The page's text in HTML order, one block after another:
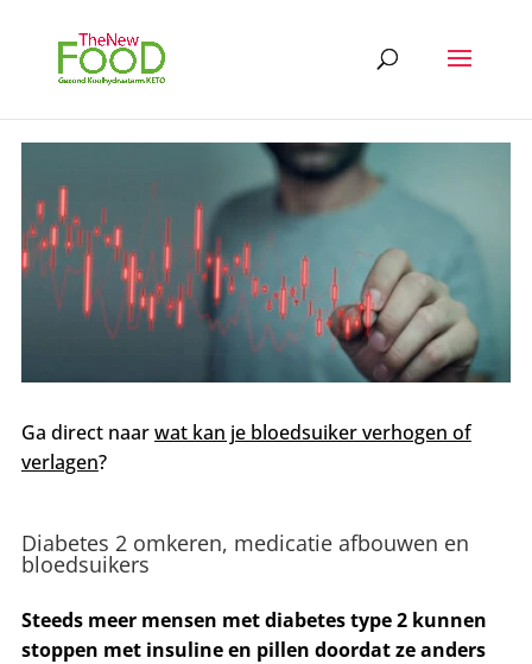
Ga direct naarwat kan je bloedsuiker verhogen of
verlagen?
Diabetes 2 omkeren, medicatie afbouwen en
bloedsuikers
Steeds meer mensen met diabetes type 2 kunnen
stoppen met insuline en pillen doordat ze anders